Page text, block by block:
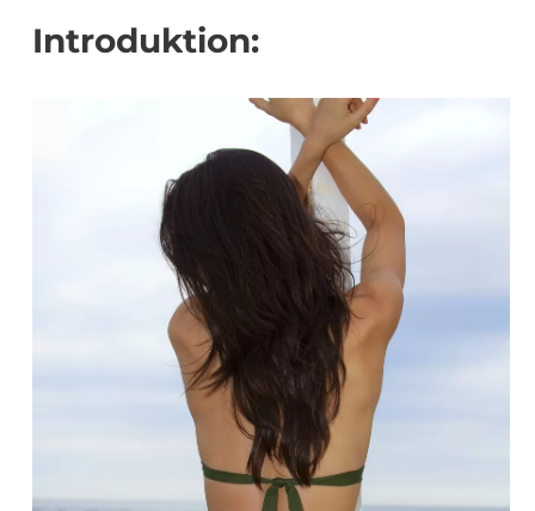
Introduktion: